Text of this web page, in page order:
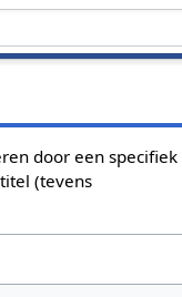
door een specifiek
(tevens